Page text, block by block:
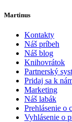
Martinus
Kontakty
Náš príbeh
Náš blog
Knihovrátok
Partnerský
Pridaj sa k
Marketing
Náš labák
Prehlásenie o
Vyhlásenie o